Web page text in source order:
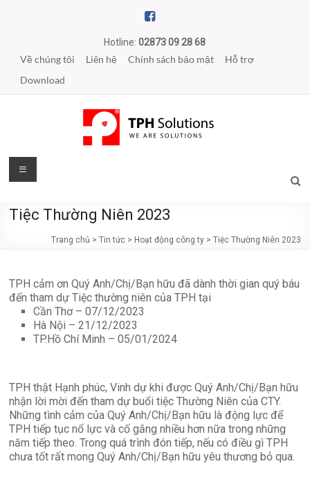
Hotline:02873 09 28 68
Về chúng tôi Liên hệ Chính sách bảo mật
Hỗ trợ
Download
TPH
WE
Phần
mềm
nghiệm
TPH.LabIMS
Menu
Tiệc Thường Niên 2023
Trang chủ > Tin tức> Hoạt động công ty> Tiệc Thường Niên 2023
TPH cảm ơn Quý Anh/Chị/Bạn hữu đã dành thời gian quý báu
đến tham dự Tiệc thường niên của TPH tại
Cần Thơ – 07/12/2023
Hà Nội – 21/12/2023
TP.Hồ Chí Minh – 05/01/2024
TPH thật Hạnh phúc, Vinh dự khi được Quý Anh/Chị/Bạn hữu
nhận lời mời đến tham dự buổi tiệc Thường Niên của CTY.
Những tình cảm của Quý Anh/Chị/Bạn hữu là động lực để
TPH tiếp tục nổ lực và cố gắng nhiều hơn nữa trong những
năm tiếp theo. Trong quá trình đón tiếp, nếu có điều gì TPH
chưa tốt rất mong Quý Anh/Chị/Bạn hữu yêu thương bỏ qua.